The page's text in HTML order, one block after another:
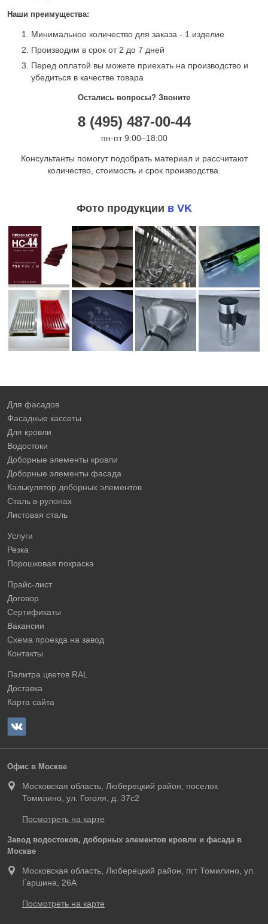
Наши преимущества:
Минимальное количество для заказа - 1 изделие
Производим в срок от 2 до 7 дней
Перед оплатой вы можете приехать на производство и
убедиться в качестве товара
Остались вопросы? Звоните
8 (495) 487-00-44
пн-пт 9:00–18:00
Консультанты помогут подобрать материал и рассчитают
количество, стоимость и срок производства.
Фото продукции в VK
Для фасадов
Фасадные кассеты
Для кровли
Водостоки
Доборные элементы кровли
Доборные элементы фасада
Калькулятор доборных элементов
Сталь в рулонах
Листовая сталь
Услуги
Резка
Порошковая покраска
Прайс-лист
Договор
Сертификаты
Вакансии
Схема проезда на завод
Контакты
Палитра цветов RAL
Доставка
Карта сайта
Офис в Москве
Московская область, Люберецкий район, поселок
Томилино, ул. Гоголя, д. 37с2
Посмотреть на карте
Завод водостоков, доборных элементов кровли и фасада в
Москве
Московская область, Люберецкий район, пгт Томилино, ул.
Гаршина, 26А
Посмотреть на карте